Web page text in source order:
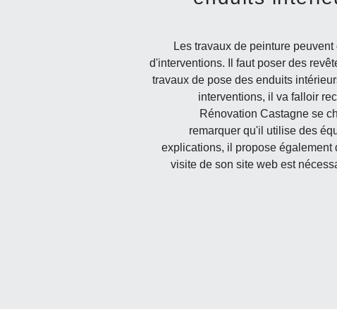
Les travaux de peinture
d'interventions. Il faut poser des
travaux de pose des enduits
interventions, il va falloir
Rénovation Castagne se
remarquer qu'il utilise des
explications, il propose également
visite de son site web est